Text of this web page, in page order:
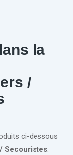
la
/
ci-dessous
Secouristes.